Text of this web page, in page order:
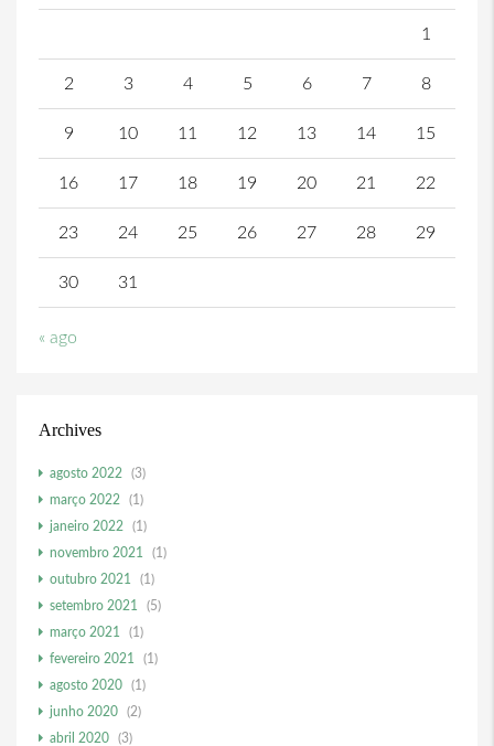
1
2 3 4 5 6 7 8
9 10 11 12 13 14 15
16 17 18 19 20 21 22
23 24 25 26 27 28 29
30 31
« ago
Archives
agosto 2022
(3)
março 2022
(1)
janeiro 2022
(1)
novembro 2021
(1)
outubro 2021
(1)
setembro 2021
(5)
março 2021
(1)
fevereiro 2021
(1)
agosto 2020
(1)
junho 2020
(2)
abril 2020
(3)